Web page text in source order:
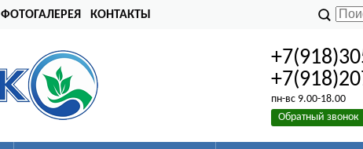
ФОТОГАЛЕРЕЯ КОНТАКТЫ
пн-вс 9.00-18.00
Обратный звонок